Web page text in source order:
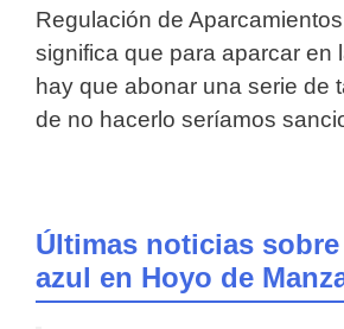
Regulación de
significa que para aparcar en
hay que abonar una serie de
de no hacerlo seríamos
Últimas noticias
azul en Hoyo de